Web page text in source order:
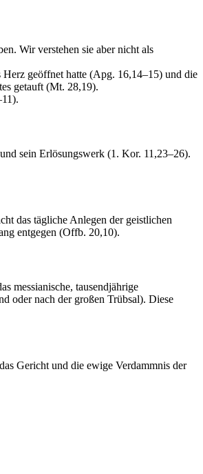
Wir verstehen sie aber nicht als
Herz geöffnet hatte (Apg. 16,14–15) und die
getauft (Mt. 28,19).
sein Erlösungswerk (1. Kor. 11,23–26).
das tägliche Anlegen der geistlichen
entgegen (Offb. 20,10).
messianische, tausendjährige
oder nach der großen Trübsal). Diese
Gericht und die ewige Verdammnis der